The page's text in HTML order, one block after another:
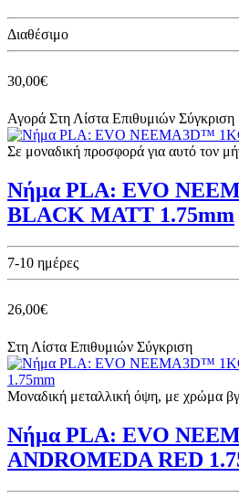
Διαθέσιμο
30,00€
Αγορά Στη Λίστα Επιθυμιών Σύγκριση
Σε μοναδική προσφορά για αυτό τον
Νήμα PLA: EVO
BLACK MATT 1.75mm
7-10 ημέρες
26,00€
Στη Λίστα Επιθυμιών Σύγκριση
Μοναδική μεταλλική όψη, με χρώμα
Νήμα PLA: EVO
ANDROMEDA RED